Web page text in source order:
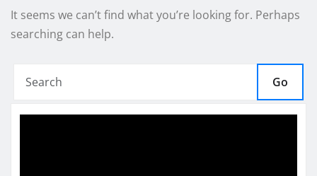
It seems we can’t find what you’re looking for. Perhaps
searching can help.
Go